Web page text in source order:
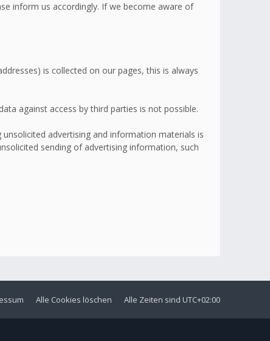
inform us accordingly. If we become aware of
is collected on our pages, this is always
against access by third parties is not possible.
advertising and information materials is
sending of advertising information, such
Alle Zeiten sind UTC+02:00
Alle Cookies löschen